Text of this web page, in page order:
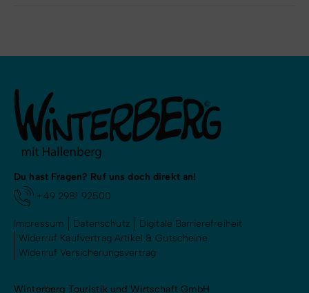
Du hast Fragen? Ruf uns doch direkt an!
+49 2981 92500
Impressum Datenschutz
Digitale Barrierefreiheit
Widerruf Kaufvertrag Artikel & Gutscheine
Widerruf Versicherungsvertrag
Winterberg Touristik und Wirtschaft GmbH